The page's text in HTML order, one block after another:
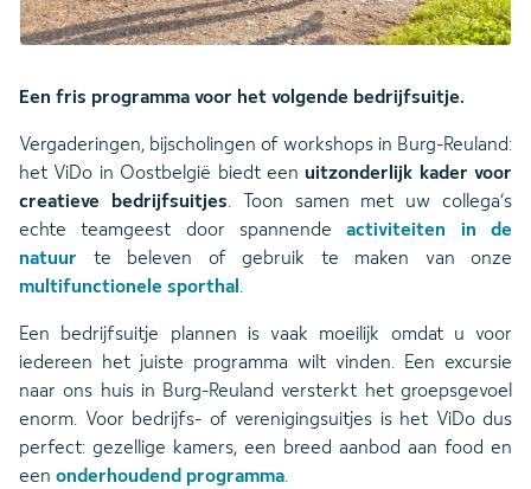
Een fris programma voor het volgende bedrijfsuitje.
Vergaderingen, bijscholingen of workshops in Burg-Reuland:
het ViDo in Oostbelgië biedt een uitzonderlijk kader voor
creatieve bedrijfsuitjes. Toon samen met uw collega’s
echte teamgeest door spannendeactiviteiten in de
natuur te beleven of gebruik te maken van onze
multifunctionele sporthal .
Een bedrijfsuitje plannen is vaak moeilijk omdat u voor
iedereen het juiste programma wilt vinden. Een excursie
naar ons huis in Burg-Reuland versterkt het groepsgevoel
enorm. Voor bedrijfs- of verenigingsuitjes is het ViDo dus
perfect: gezellige kamers, een breed aanbod aan food en
een onderhoudend programma.